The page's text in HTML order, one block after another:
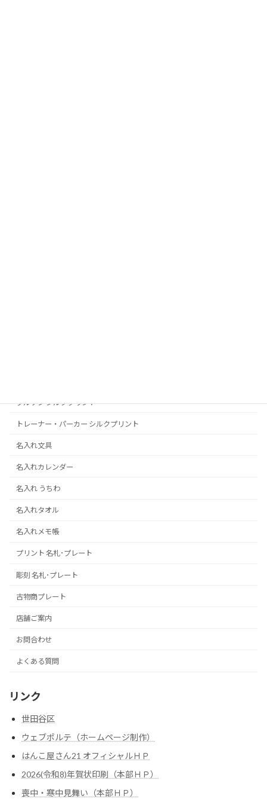
ブルゾン シルクプリント
トレーナー・パーカー シルクプリント
名入れ文具
名入れカレンダー
名入れ うちわ
名入れタオル
名入れメモ帳
プリント 名札･プレート
彫刻 名札･プレート
古物商プレート
店舗ご案内
お問合わせ
よくある質問
リンク
世田谷区
ウェブポルテ（ホームページ制作）
はんこ屋さん21 オフィシャルＨＰ
2026(令和8)年賀状印刷（本部ＨＰ）
喪中・寒中見舞い（本部ＨＰ）